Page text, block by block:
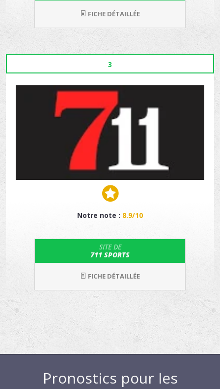
FICHE DÉTAILLÉE
3
Notre note : 8.9/10
SITE DE
711 SPORTS
FICHE DÉTAILLÉE
Pronostics pour les